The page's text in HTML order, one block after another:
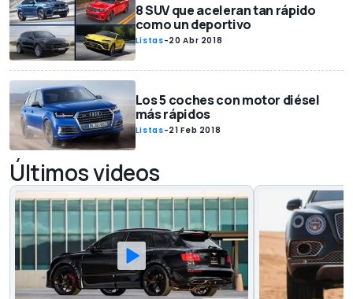
8 SUV que aceleran tan rápido
como un deportivo
Listas-20 Abr 2018
Los 5 coches con motor diésel
más rápidos
Listas-21 Feb 2018
Últimos videos